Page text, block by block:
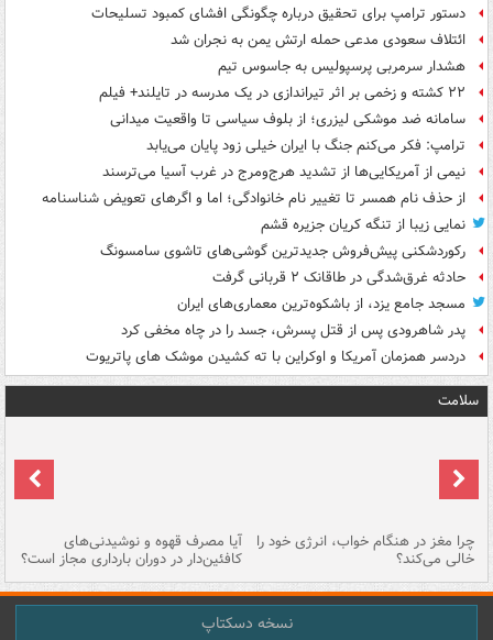
دستور ترامپ برای تحقیق درباره چگونگی افشای کمبود تسلیحات
ائتلاف سعودی مدعی حمله ارتش یمن به نجران شد
هشدار سرمربی پرسپولیس به جاسوس تیم
۲۲ کشته و زخمی بر اثر تیراندازی در یک مدرسه در تایلند+ فیلم
سامانه ضد موشکی لیزری؛ از بلوف سیاسی تا واقعیت میدانی
ترامپ: فکر می‌کنم جنگ با ایران خیلی زود پایان می‌یابد
نیمی از آمریکایی‌ها از تشدید هرج‌ومرج در غرب آسیا می‌ترسند
از حذف نام همسر تا تغییر نام خانوادگی؛ اما و اگرهای تعویض شناسنامه
نمایی زیبا از تنگه کریان جزیره قشم
رکوردشکنی پیش‌فروش جدیدترین گوشی‌های تاشوی سامسونگ
حادثه غرق‌شدگی در طاقانک ۲ قربانی گرفت
مسجد جامع یزد، از باشکوه‌ترین معماری‌های ایران
پدر شاهرودی پس از قتل پسرش، جسد را در چاه مخفی کرد
دردسر همزمان آمریکا و اوکراین با ته کشیدن موشک های پاتریوت
سلامت
چرا مغز در هنگام خواب، انرژی خود را
خالی می‌کند؟
آیا مصرف قهوه و نوشیدنی‌های
کافئین‌دار در دوران بارداری مجاز است؟
نسخه دسکتاپ